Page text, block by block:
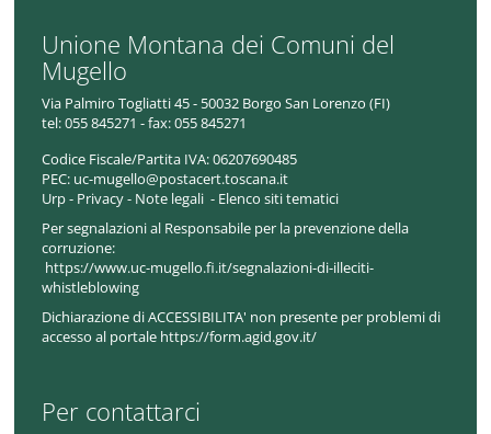
Unione Montana dei Comuni del
Mugello
Via Palmiro Togliatti 45 - 50032 Borgo San Lorenzo (FI)
tel:055 845271 - fax: 055 845271
Codice Fiscale/Partita IVA:06207690485
PEC: uc-mugello@postacert.toscana.it
Urp- Privacy- Note legali - Elenco siti tematici
Per segnalazioni al Responsabile per la prevenzione della
corruzione:
https://www.uc-mugello.fi.it/segnalazioni-di-illeciti-
whistleblowing
Dichiarazione di ACCESSIBILITA' non presente per problemi di
accesso al portale https://form.agid.gov.it/
Per contattarci